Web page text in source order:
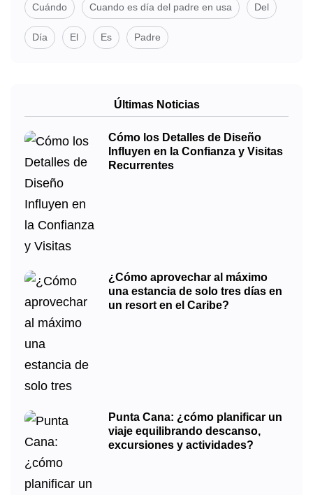
Cuándo Cuando es día del padre en usa Del
Día El Es Padre
Últimas Noticias
Cómo los Detalles de Diseño
Influyen en la Confianza y Visitas
Recurrentes
¿Cómo aprovechar al máximo
una estancia de solo tres días en
un resort en el Caribe?
Punta Cana: ¿cómo planificar un
viaje equilibrando descanso,
excursiones y actividades?